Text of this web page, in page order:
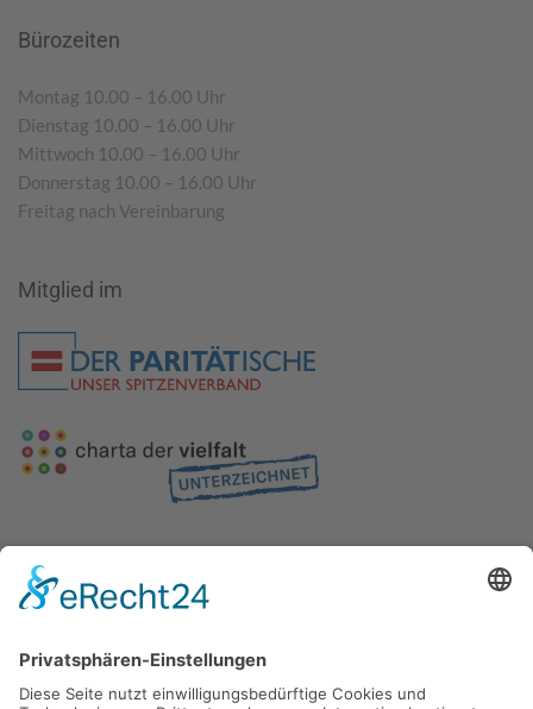
Bürozeiten
Montag 10.00 – 16.00 Uhr
Dienstag 10.00 – 16.00 Uhr
Mittwoch 10.00 – 16.00 Uhr
Donnerstag 10.00 – 16.00 Uhr
Freitag nach Vereinbarung
Mitglied im